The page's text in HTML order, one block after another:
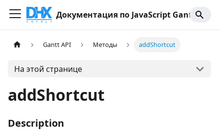
Документация по JavaScript Gantt
Gantt API Методы addShortcut
На этой странице
addShortcut
Description